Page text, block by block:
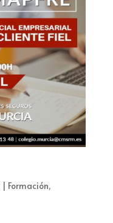
| Formación,